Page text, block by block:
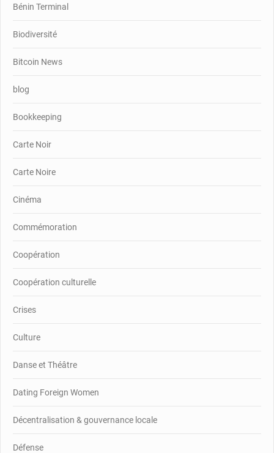
Bénin Terminal
Biodiversité
Bitcoin News
blog
Bookkeeping
Carte Noir
Carte Noire
Cinéma
Commémoration
Coopération
Coopération culturelle
Crises
Culture
Danse et Théâtre
Dating Foreign Women
Décentralisation & gouvernance locale
Défense